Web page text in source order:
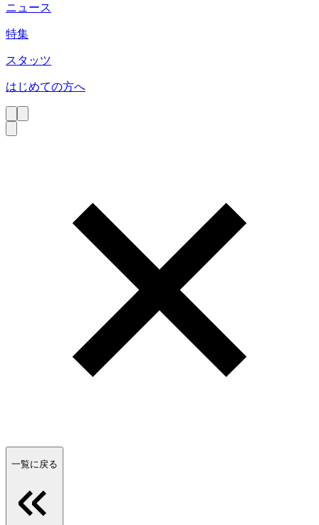
ニュース
特集
スタッツ
はじめての方へ
一覧に戻る